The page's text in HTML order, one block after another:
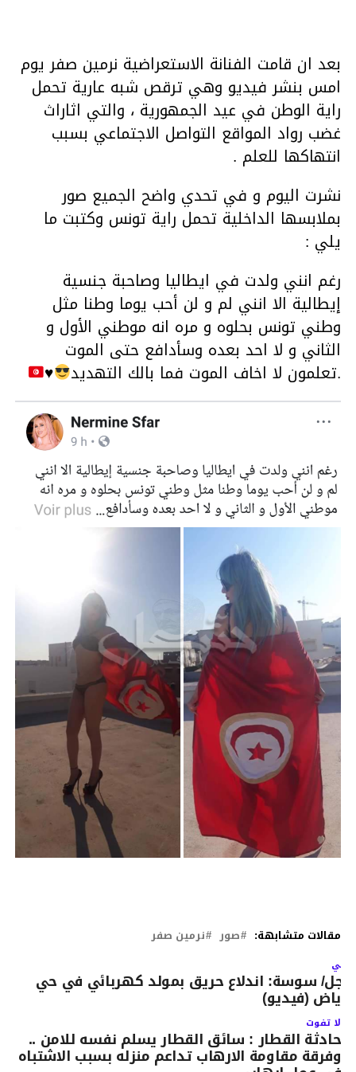
بعد ان قامت الفنانة الاستعراضية نرمين صفر يوم
امس بنشر فيديو وهي ترقص شبه عارية تحمل
راية الوطن في عيد الجمهورية ، والتي اثاراث
غضب رواد المواقع التواصل الاجتماعي بسبب
انتهاكها للعلم .
نشرت اليوم و في تحدي واضح الجميع صور
بملابسها الداخلية تحمل راية تونس وكتبت ما
يلي :
رغم انني ولدت في ايطاليا وصاحبة جنسية
إيطالية الا انني لم و لن أحب يوما وطنا مثل
وطني تونس بحلوه و مره انه موطني الأول و
الثاني و لا احد بعده وسأدافع حتى الموت
.تعلمون لا اخاف الموت فما بالك التهديد ♥
مقالات متشابهة: صور نرمين صفر
سوسة: اندلاع حريق بمولد كهربائي في حي
(فيديو)
لا تفوت
حادثة القطار : سائق القطار يسلم نفسه للامن ..
وفرقة مقاومة الارهاب تداعم منزله بسبب الاشتباه